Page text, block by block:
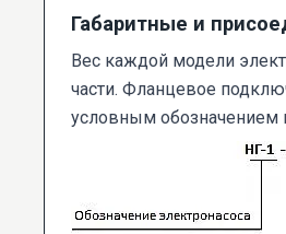
Габаритные и
Вес каждой модели
части. Фланцевое
условным обозначением